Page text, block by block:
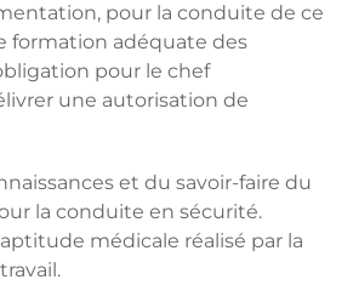
pour la conduite de ce
formation adéquate des
pour le chef
une autorisation de
et du savoir-faire du
la conduite en sécurité.
médicale réalisé par la